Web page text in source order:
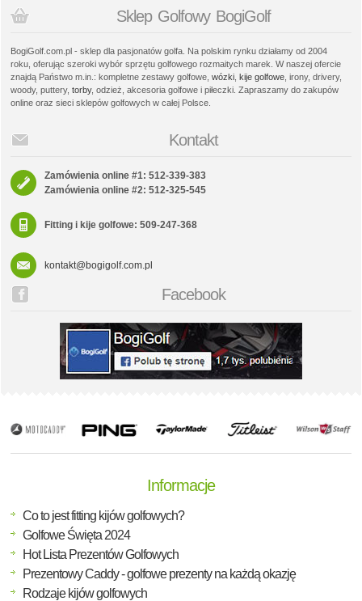
Sklep Golfowy BogiGolf
BogiGolf.com.pl - sklep dla pasjonatów golfa. Na polskim rynku działamy od 2004
roku, oferując szeroki wybór sprzętu golfowego rozmaitych marek. W naszej ofercie
znajdą Państwo m.in.: kompletne zestawy golfowe, wózki kije golfowe , irony, drivery,
woody, puttery, torby, odzież, akcesoria golfowe i piłeczki. Zapraszamy do zakupów
online oraz sieci sklepów golfowych w całej Polsce.
Kontakt
Zamówienia online #1: 512-339-383
Zamówienia online #2: 512-325-545
Fitting i kije golfowe: 509-247-368
kontakt@bogigolf.com.pl
Facebook
Informacje
Co to jest fitting kijów golfowych?
Golfowe Święta 2024
Hot Lista Prezentów Golfowych
Prezentowy Caddy - golfowe prezenty na każdą okazję
Rodzaje kijów golfowych